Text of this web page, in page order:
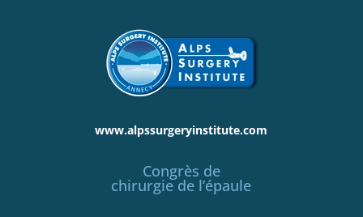
www.alpssurgeryinstitute.com
Congrès de
chirurgie de l’épaule